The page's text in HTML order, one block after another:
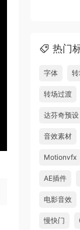
热门
字体 转
转场过渡
达芬奇预设
音效素材
Motionvfx
AE插件
电影音效
慢快门